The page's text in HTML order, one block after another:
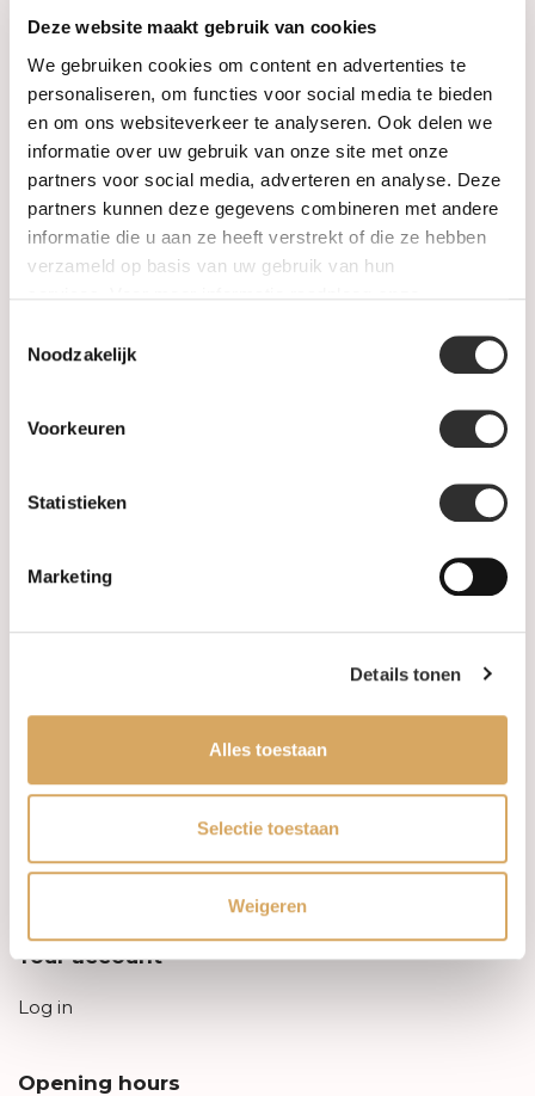
Deze website maakt gebruik van cookies
We gebruiken cookies om content en advertenties te
personaliseren, om functies voor social media te bieden
en om ons websiteverkeer te analyseren. Ook delen we
informatie over uw gebruik van onze site met onze
partners voor social media, adverteren en analyse. Deze
partners kunnen deze gegevens combineren met andere
informatie die u aan ze heeft verstrekt of die ze hebben
verzameld op basis van uw gebruik van hun
Noodzakelijk
Voorkeuren
Statistieken
Marketing
Details tonen
Alles toestaan
Selectie toestaan
Weigeren
Categories
Watches
Jewellery
Wedding rings
PRE-OWNED
Maatwerk
Leveringsvoorwaarden
Privacy Policy
Your account
Log in
Opening hours